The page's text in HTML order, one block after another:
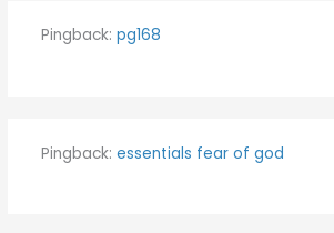
Pingback: pg168
Pingback: essentials fear of god